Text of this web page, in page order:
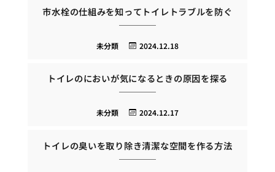
市水栓の仕組みを知ってトイレトラブルを防ぐ
2024.12.18
未分類
トイレのにおいが気になるときの原因を探る
2024.12.17
未分類
トイレの臭いを取り除き清潔な空間を作る方法